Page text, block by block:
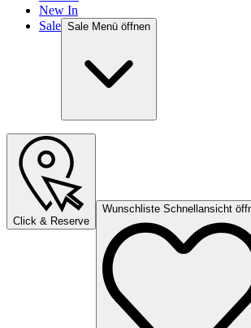
New In
Sale Sale Menü öffnen
Click & Reserve
Wunschliste Schnellansicht